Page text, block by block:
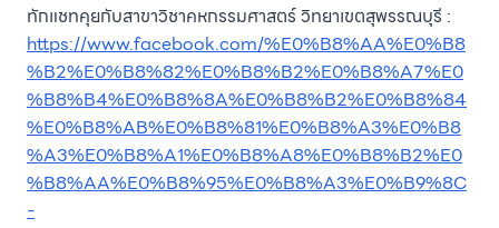
ทักแชทคุยกับสาขาวิชาคหกรรมศาสตร์ วิทยาเขตสุพรรณบุรี :
https://www.facebook.com/%E0%B8%AA%E0%B8
%B2%E0%B8%82%E0%B8%B2%E0%B8%A7%E0
%B8%B4%E0%B8%8A%E0%B8%B2%E0%B8%84
%E0%B8%AB%E0%B8%81%E0%B8%A3%E0%B8
%A3%E0%B8%A1%E0%B8%A8%E0%B8%B2%E0
%B8%AA%E0%B8%95%E0%B8%A3%E0%B9%8C
-